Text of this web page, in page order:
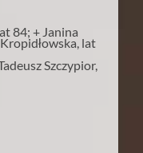
84; + Janina
lat
Szczypior,